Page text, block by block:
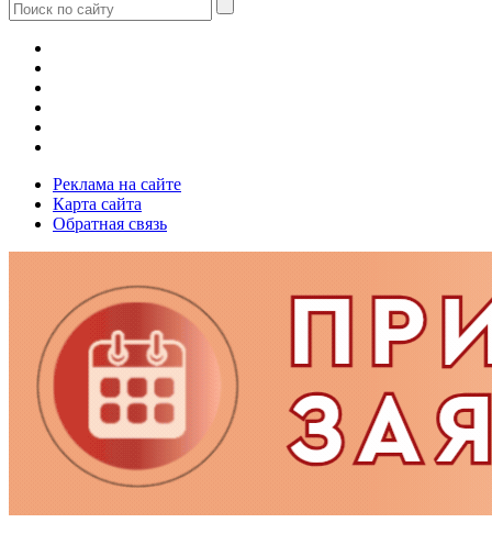
Реклама на сайте
Карта сайта
Обратная связь